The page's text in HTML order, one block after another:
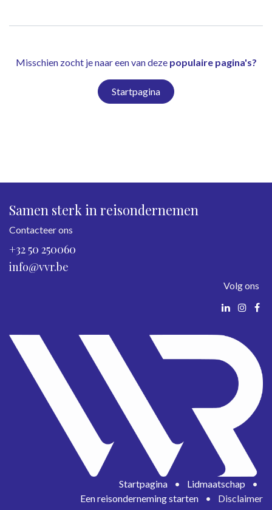
Misschien zocht je naar een van deze populaire pagina's?
Startpagina
Samen sterk in reisondernemen
Contacteer ons
+32 50 250060
info@vvr.be
Volg ons
Startpagina • Lidmaatschap
•
Een reisonderneming starten
• Disclaimer